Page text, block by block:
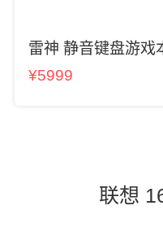
雷神 静音键盘游戏
¥5999
联想